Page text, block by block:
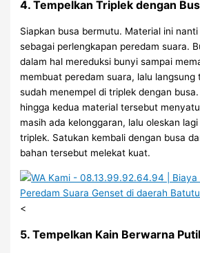
4. Tempelkan Triplek dengan
Siapkan busa bermutu. Material ini
sebagai perlengkapan peredam suara.
dalam hal mereduksi bunyi sampai
membuat peredam suara, lalu langsung
sudah menempel di triplek dengan
hingga kedua material tersebut
masih ada kelonggaran, lalu oleskan
triplek. Satukan kembali dengan busa
bahan tersebut melekat kuat.
<
5. Tempelkan Kain Berwarna